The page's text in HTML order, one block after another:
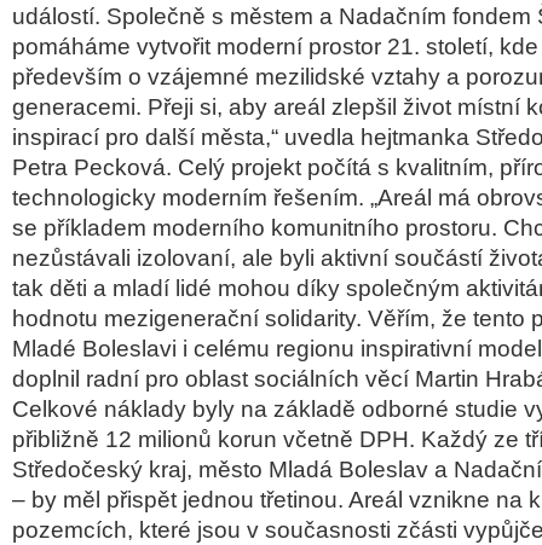
událostí. Společně s městem a Nadačním fondem
pomáháme vytvořit moderní prostor 21. století,
především o vzájemné mezilidské vztahy a
generacemi. Přeji si, aby areál zlepšil život místní
inspirací pro další města,“ uvedla hejtmanka
Petra Pecková. Celý projekt počítá s kvalitním,
technologicky moderním řešením. „Areál má
se příkladem moderního komunitního prostoru.
nezůstávali izolovaní, ale byli aktivní součástí
tak děti a mladí lidé mohou díky společným
hodnotu mezigenerační solidarity. Věřím, že tento
Mladé Boleslavi i celému regionu inspirativní
doplnil radní pro oblast sociálních věcí Martin
Celkové náklady byly na základě odborné studie
přibližně 12 milionů korun včetně DPH. Každý ze
Středočeský kraj, město Mladá Boleslav a
– by měl přispět jednou třetinou. Areál vznikne na
pozemcích, které jsou v současnosti zčásti